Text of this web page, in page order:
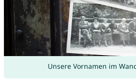
Unsere Vornamen im